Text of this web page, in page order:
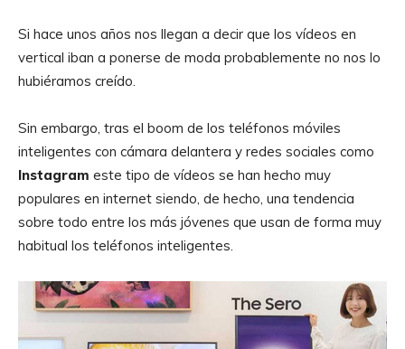
Si hace unos años nos llegan a decir que los vídeos en
vertical iban a ponerse de moda probablemente no nos lo
hubiéramos creído.
Sin embargo, tras el boom de los teléfonos móviles
inteligentes con cámara delantera y redes sociales como
Instagram este tipo de vídeos se han hecho muy
populares en internet siendo, de hecho, una tendencia
sobre todo entre los más jóvenes que usan de forma muy
habitual los teléfonos inteligentes.